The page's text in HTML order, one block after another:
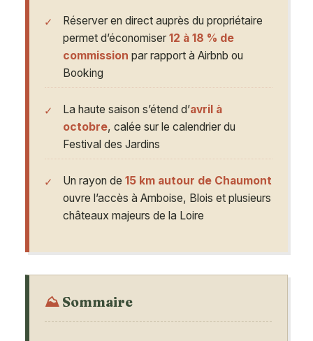
Réserver en direct auprès du propriétaire
permet d’économiser 12 à 18 % de
commission par rapport à Airbnb ou
Booking
La haute saison s’étend d’avril à
octobre, calée sur le calendrier du
Festival des Jardins
Un rayon de 15 km autour de Chaumont
ouvre l’accès à Amboise, Blois et plusieurs
châteaux majeurs de la Loire
Sommaire